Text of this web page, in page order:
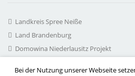
Landkreis Spree Neiße
Land Brandenburg
Domowina Niederlausitz Projekt
Bei der Nutzung unserer Webseite